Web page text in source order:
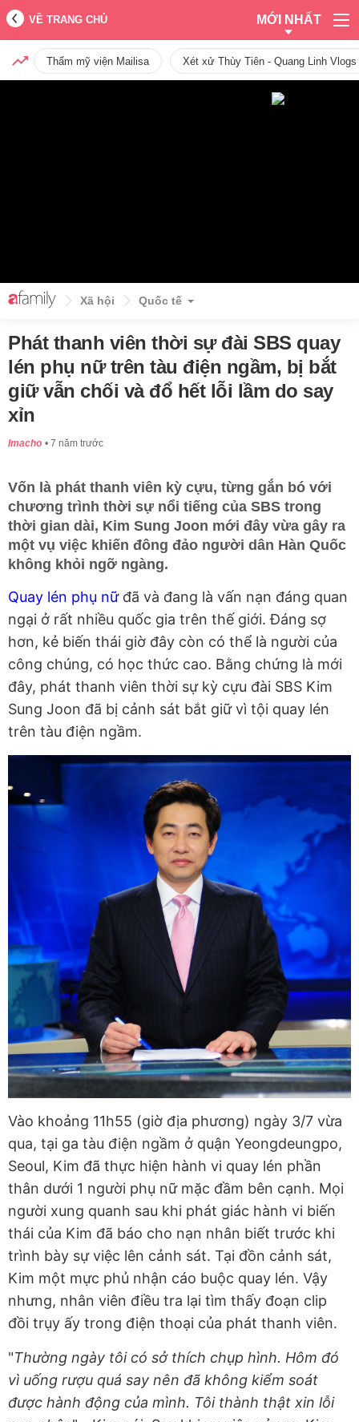
VỀ TRANG CHỦ MỚI NHẤT
Thẩm mỹ viện Mailisa Xét xử Thùy Tiên - Quang Linh
Xã hội Quốc tế
Phát thanh viên thời sự đài SBS quay
lén phụ nữ trên tàu điện ngầm, bị bắt
giữ vẫn chối và đổ hết lỗi lầm do say
xỉn
Imacho 7 năm trước
Vốn là phát thanh viên kỳ cựu, từng gắn bó với
chương trình thời sự nổi tiếng của SBS trong
thời gian dài, Kim Sung Joon mới đây vừa gây ra
một vụ việc khiến đông đảo người dân Hàn Quốc
không khỏi ngỡ ngàng.
Quay lén phụ nữđã và đang là vấn nạn đáng quan
ngại ở rất nhiều quốc gia trên thế giới. Đáng sợ
hơn, kẻ biến thái giờ đây còn có thể là người của
công chúng, có học thức cao. Bằng chứng là mới
đây, phát thanh viên thời sự kỳ cựu đài SBS Kim
Sung Joon đã bị cảnh sát bắt giữ vì tội quay lén
trên tàu điện ngầm.
Vào khoảng 11h55 (giờ địa phương) ngày 3/7 vừa
qua, tại ga tàu điện ngầm ở quận Yeongdeungpo,
Seoul, Kim đã thực hiện hành vi quay lén phần
thân dưới 1 người phụ nữ mặc đầm bên cạnh. Mọi
người xung quanh sau khi phát giác hành vi biến
thái của Kim đã báo cho nạn nhân biết trước khi
trình bày sự việc lên cảnh sát. Tại đồn cảnh sát,
Kim một mực phủ nhận cáo buộc quay lén. Vậy
nhưng, nhân viên điều tra lại tìm thấy đoạn clip
đồi trụy ấy trong điện thoại của phát thanh viên.
"Thường ngày tôi có sở thích chụp hình. Hôm đó
vì uống rượu quá say nên đã không kiểm soát
được hành động của mình. Tôi thành thật xin lỗi